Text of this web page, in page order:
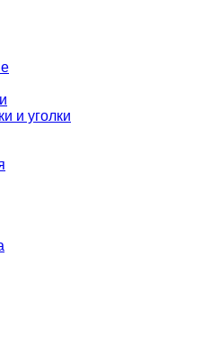
и уголки